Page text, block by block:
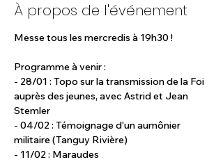
À propos de l'événement
Messe tous les mercredis à 19h30 !
Programme à venir :
- 28/01 : Topo sur la transmission de la Foi
auprès des jeunes, avec Astrid et Jean
Stemler
- 04/02 : Témoignage d'un aumônier
militaire (Tanguy Rivière)
- 11/02 : Maraudes